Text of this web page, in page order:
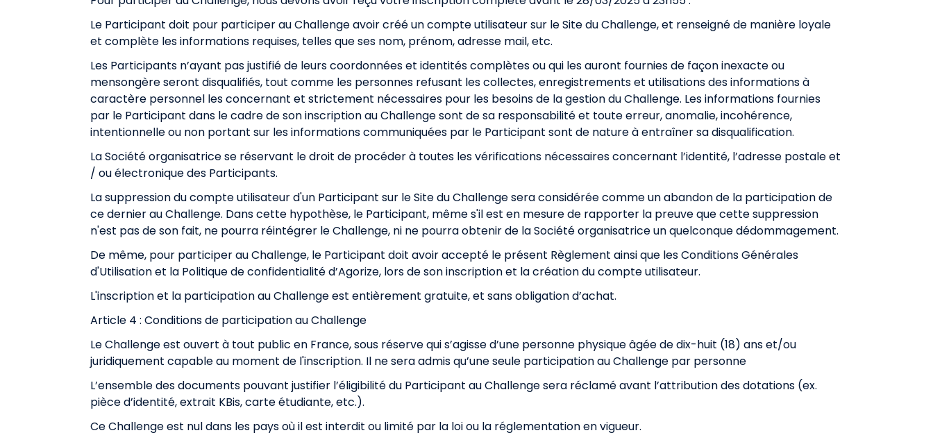
Le Participant doit pour participer au Challenge avoir créé un compte utilisateur sur le Site du Challenge, et renseigné de manière loyale
et complète les informations requises, telles que ses nom, prénom, adresse mail, etc.
Les Participants n’ayant pas justifié de leurs coordonnées et identités complètes ou qui les auront fournies de façon inexacte ou
mensongère seront disqualifiés, tout comme les personnes refusant les collectes, enregistrements et utilisations des informations à
caractère personnel les concernant et strictement nécessaires pour les besoins de la gestion du Challenge. Les informations fournies
par le Participant dans le cadre de son inscription au Challenge sont de sa responsabilité et toute erreur, anomalie, incohérence,
intentionnelle ou non portant sur les informations communiquées par le Participant sont de nature à entraîner sa disqualification.
La Société organisatrice se réservant le droit de procéder à toutes les vérifications nécessaires concernant l’identité, l’adresse postale et
/ ou électronique des Participants.
La suppression du compte utilisateur d'un Participant sur le Site du Challenge sera considérée comme un abandon de la participation de
ce dernier au Challenge. Dans cette hypothèse, le Participant, même s'il est en mesure de rapporter la preuve que cette suppression
n'est pas de son fait, ne pourra réintégrer le Challenge, ni ne pourra obtenir de la Société organisatrice un quelconque dédommagement.
De même, pour participer au Challenge, le Participant doit avoir accepté le présent Règlement ainsi que lesConditions Générales
d'Utilisationet la Politique de confidentialitéd’Agorize, lors de son inscription et la création du compte utilisateur.
L'inscription et la participation au Challenge est entièrement gratuite, et sans obligation d’achat.
Article 4 : Conditions de participation au Challenge
Le Challenge est ouvert à tout public en France, sous réserve qui s’agisse d’une personne physique âgée de dix-huit (18) ans et/ou
juridiquement capable au moment de l'inscription. Il ne sera admis qu’une seule participation au Challenge par personne
L’ensemble des documents pouvant justifier l’éligibilité du Participant au Challenge sera réclamé avant l’attribution des dotations (ex.
pièce d’identité, extrait KBis, carte étudiante, etc.).
Ce Challenge est nul dans les pays où il est interdit ou limité par la loi ou la réglementation en vigueur.